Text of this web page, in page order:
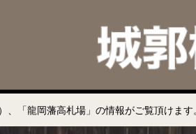
「龍岡藩高札場」の情報がご覧頂けます